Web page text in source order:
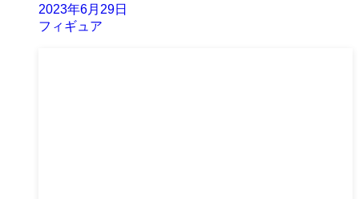
2023年6月29日
フィギュア